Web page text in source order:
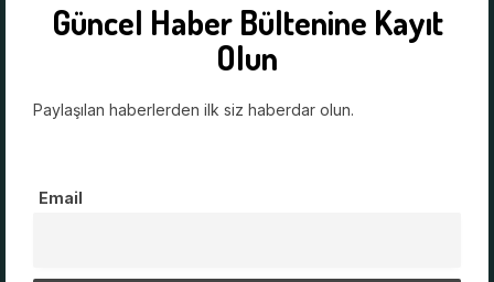
Güncel Haber Bültenine Kayıt
Olun
Paylaşılan haberlerden ilk siz haberdar olun.
Email